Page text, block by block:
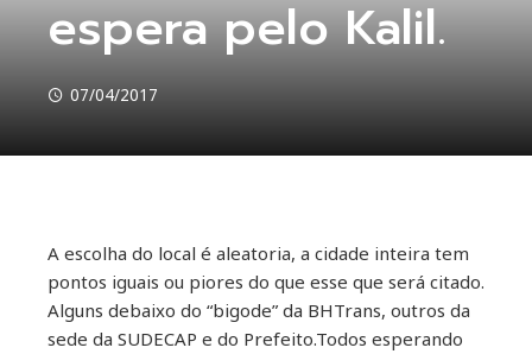
espera pelo Kalil.
07/04/2017
A escolha do local é aleatoria, a cidade inteira tem
pontos iguais ou piores do que esse que será citado.
Alguns debaixo do “bigode” da BHTrans, outros da
sede da SUDECAP e do Prefeito.Todos esperando